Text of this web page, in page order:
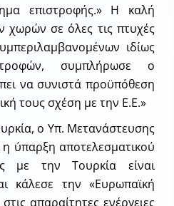
επιστροφής.» Η καλή
χωρών σε όλες τις πτυχές
ιδίως
συμπλήρωσε ο
να συνιστά προϋπόθεση
τους σχέση με την Ε.Ε.»
ο Υπ. Μετανάστευσης
η ύπαρξη αποτελεσματικού
με την Τουρκία είναι
κάλεσε την «Ευρωπαϊκή
απαραίτητες ενέργειες